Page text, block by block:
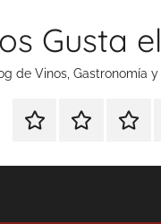
Gusta
de Vinos, Gastronomía
Especial
Tonics
Enoturismo
Gastronomía